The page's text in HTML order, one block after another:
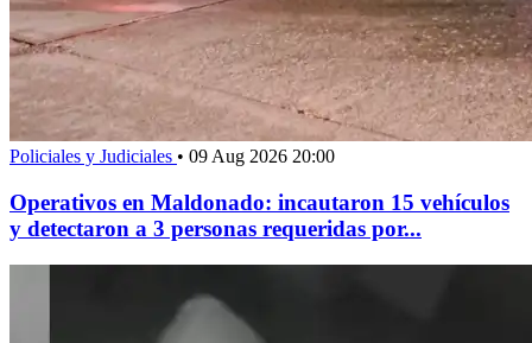
Policiales y Judiciales • 09 Aug 2026 20:00
Operativos en Maldonado: incautaron 15 vehículos
y detectaron a 3 personas requeridas por...